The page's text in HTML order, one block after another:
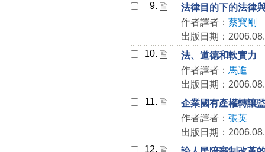
9.
法律目的下的法律
作者譯者： 蔡寶剛
出版日期：
10.
法、道德和軟實力
作者譯者： 馬進
出版日期：
11.
企業國有產權轉讓
作者譯者： 張英
出版日期：
12.